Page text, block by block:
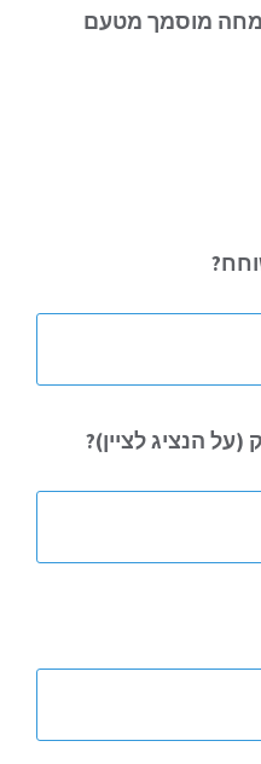
מוסמך מטעם
הנציג לציין)?